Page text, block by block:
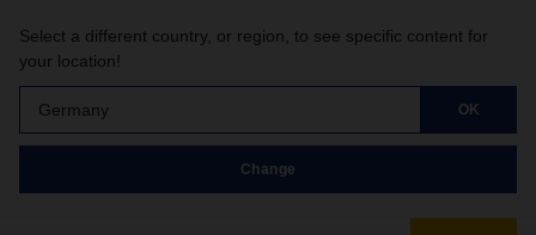
Select a different country, or region, to see specific content for
your location!
Germany OK
Change